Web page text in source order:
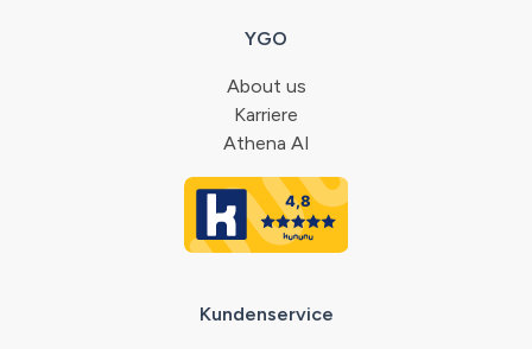
YGO
About us
Karriere
Athena AI
Kundenservice